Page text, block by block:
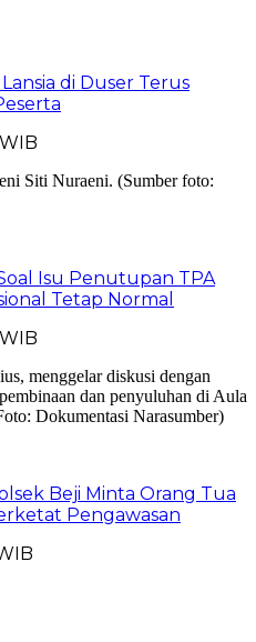
di Duser Terus
Isu Penutupan TPA
Tetap Normal
Beji Minta Orang Tua
Pengawasan